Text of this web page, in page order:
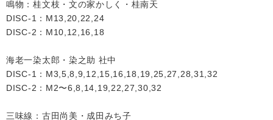
鳴物：桂文枝・文の家かしく・桂南天
DISC-1：M13,20,22,24
DISC-2：M10,12,16,18
海老一染太郎・染之助 社中
DISC-1：M3,5,8,9,12,15,16,18,19,25,27,28,31,32
DISC-2：M2〜6,8,14,19,22,27,30,32
三味線：古田尚美・成田みち子